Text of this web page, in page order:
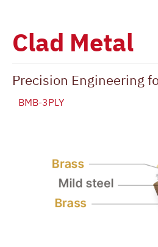
Clad Metal
Precision Engineering
BMB-3PLY